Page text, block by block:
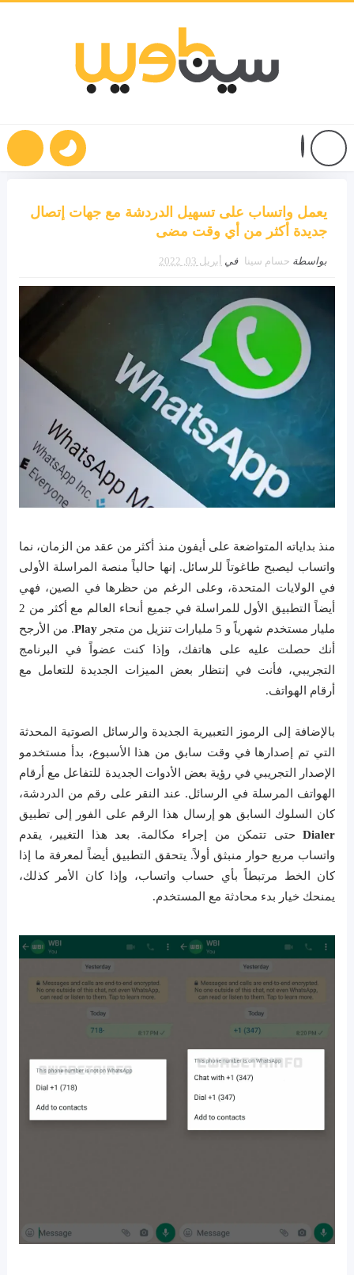
يعمل واتساب على تسهيل الدردشة مع جهات إتصال
جديدة أكثر من أي وقت مضى
بواسطة حسام سينا في أبريل 03, 2022
منذ بداياته المتواضعة على أيفون منذ أكثر من عقد من الزمان، نما
واتساب ليصبح طاغوتاً للرسائل. إنها حالياً منصة المراسلة الأولى
في الولايات المتحدة، وعلى الرغم من حظرها في الصين، فهي
أيضاً التطبيق الأول للمراسلة في جميع أنحاء العالم مع أكثر من 2
مليار مستخدم شهرياً و 5 مليارات تنزيل من متجر
Play. من الأرجح
أنك حصلت عليه على هاتفك، وإذا كنت عضواً في البرنامج
التجريبي، فأنت في إنتظار بعض الميزات الجديدة للتعامل مع
أرقام الهواتف.
بالإضافة إلى الرموز التعبيرية الجديدة والرسائل الصوتية المحدثة
التي تم إصدارها في وقت سابق من هذا الأسبوع، بدأ مستخدمو
الإصدار التجريبي في رؤية بعض الأدوات الجديدة للتفاعل مع أرقام
الهواتف المرسلة في الرسائل. عند النقر على رقم من الدردشة،
كان السلوك السابق هو إرسال هذا الرقم على الفور إلى تطبيق
Dialer
حتى تتمكن من إجراء مكالمة. بعد هذا التغيير، يقدم
واتساب مربع حوار منبثق أولاً. يتحقق التطبيق أيضاً لمعرفة ما إذا
كان الخط مرتبطاً بأي حساب واتساب، وإذا كان الأمر كذلك،
يمنحك خيار بدء محادثة مع المستخدم.